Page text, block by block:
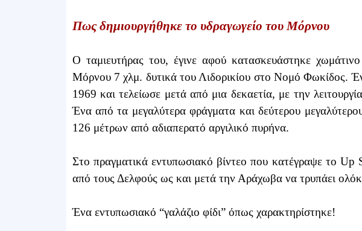
Πως δημιουργήθηκε το υδραγωγείο του Μόρνου
Ο ταμιευτήρας του, έγινε αφού κατασκευάστηκε
Μόρνου 7 χλμ. δυτικά του Λιδορικίου στο Νομό Φωκίδος.
1969 και τελείωσε μετά από μια δεκαετία, με την
Ένα από τα μεγαλύτερα φράγματα και δεύτερου
126 μέτρων από αδιαπερατό αργιλικό πυρήνα.
Στο πραγματικά εντυπωσιακό βίντεο που κατέγραψε το Up
από τους Δελφούς ως και μετά την Αράχωβα να τρυπάει
Ένα εντυπωσιακό “γαλάζιο φίδι” όπως χαρακτηρίστηκε!